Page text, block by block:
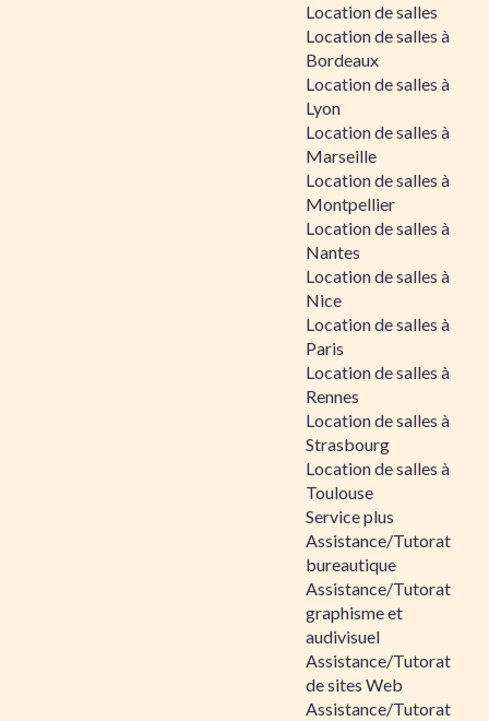
Location de salles
Location de salles à
Bordeaux
Location de salles à
Lyon
Location de salles à
Marseille
Location de salles à
Montpellier
Location de salles à
Nantes
Location de salles à
Nice
Location de salles à
Paris
Location de salles à
Rennes
Location de salles à
Strasbourg
Location de salles à
Toulouse
Service plus
Assistance/Tutorat
bureautique
Assistance/Tutorat
graphisme et
audivisuel
Assistance/Tutorat
de sites Web
Assistance/Tutorat